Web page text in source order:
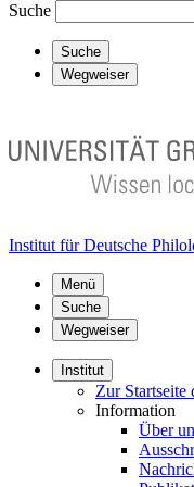
Suche
Suche
Wegweiser
Institut für Deutsche
Menü
Suche
Wegweiser
Institut
Zur Startseite
Information
Über